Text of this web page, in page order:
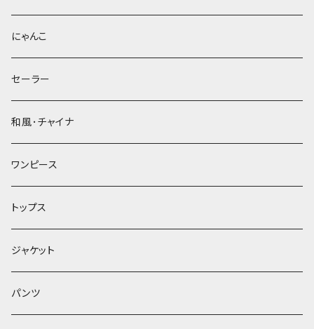
にゃんこ
セーラー
和風･チャイナ
ワンピース
トップス
ジャケット
パンツ